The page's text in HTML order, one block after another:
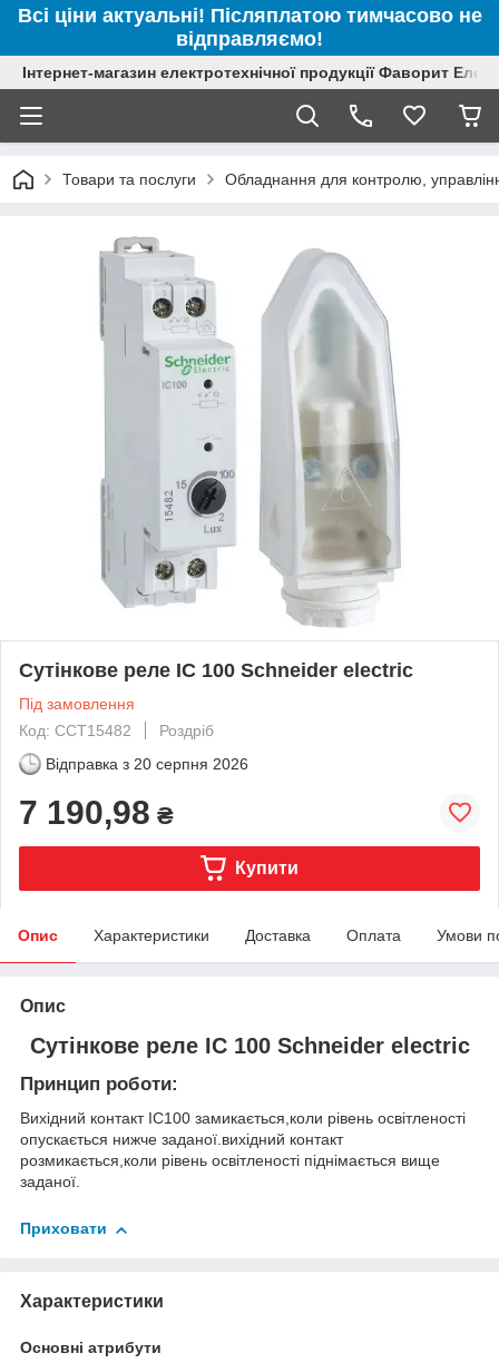
Всі ціни актуальні! Післяплатою тимчасово не
відправляємо!
Інтернет-магазин електротехнічної продукції Фаворит
Товари та послуги Обладнання для контролю,
Сутінкове реле IC 100 Schneider electric
Під замовлення
Код: CCT15482
Роздріб
Відправка з 20 серпня 2026
7 190,98 ₴
Купити
Опис Характеристики Доставка Оплата Умови
Опис
Сутінкове реле IC 100 Schneider electric
Принцип роботи:
Вихідний контакт IC100 замикається,коли рівень освітленості
опускається нижче заданої.вихідний контакт
розмикається,коли рівень освітленості піднімається вище
заданої.
Приховати
Характеристики
Основні атрибути